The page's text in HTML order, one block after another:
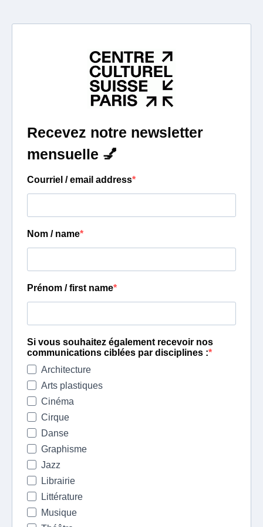
Recevez notre newsletter
mensuelle 💅
Courriel / email address
Nom / name
Prénom / first name
Si vous souhaitez également recevoir nos
communications ciblées par disciplines :
Architecture
Arts plastiques
Cinéma
Cirque
Danse
Graphisme
Jazz
Librairie
Littérature
Musique